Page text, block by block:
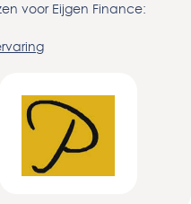
voor Eijgen Finance: